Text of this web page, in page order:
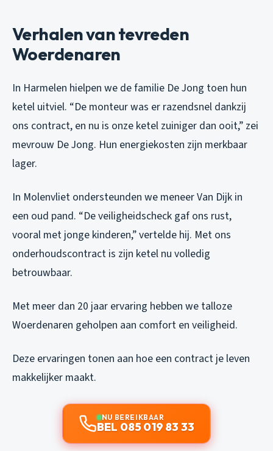
Verhalen van tevreden
Woerdenaren
In Harmelen hielpen we de familie De Jong toen hun
ketel uitviel. “De monteur was er razendsnel dankzij
ons contract, en nu is onze ketel zuiniger dan ooit,” zei
mevrouw De Jong. Hun energiekosten zijn merkbaar
lager.
In Molenvliet ondersteunden we meneer Van Dijk in
een oud pand. “De veiligheidscheck gaf ons rust,
vooral met jonge kinderen,” vertelde hij. Met ons
onderhoudscontract is zijn ketel nu volledig
betrouwbaar.
Met meer dan 20 jaar ervaring hebben we talloze
Woerdenaren geholpen aan comfort en veiligheid.
Deze ervaringen tonen aan hoe een contract je leven
makkelijker maakt.
NU BEREIKBAAR
BEL 085 019 83 33